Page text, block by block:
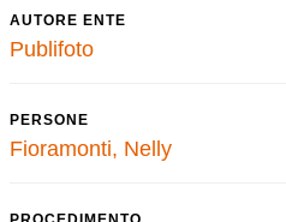
AUTORE ENTE
Publifoto
PERSONE
Fioramonti, Nelly